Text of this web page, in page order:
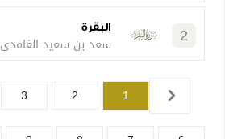
2 البقرة
سعد بن سعيد الغامدي
1
2
3